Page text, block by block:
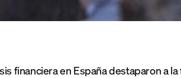
financiera en España destaparon a